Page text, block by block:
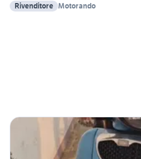
Rivenditore Motorando